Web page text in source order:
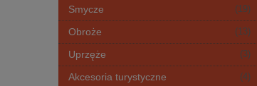
Smycze (19)
Obroże (13)
Uprzęże (3)
Akcesoria turystyczne (4)